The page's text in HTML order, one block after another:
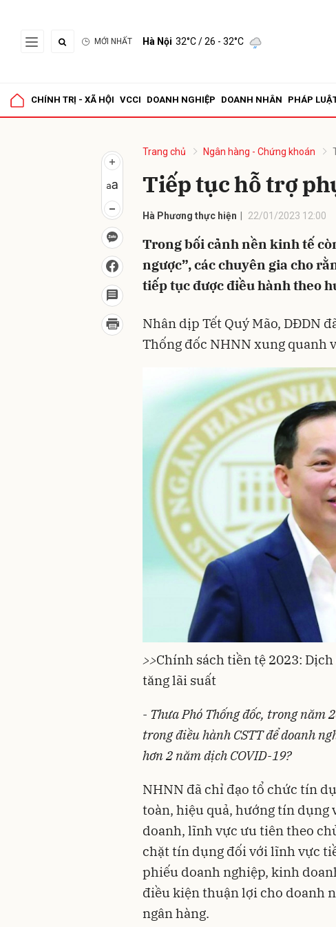
MỚI NHẤT Hà Nội 32°C/ 26 - 32°C
CHÍNH TRỊ - XÃ HỘI VCCI DOANH NGHIỆP DOANH NHÂN PHÁP
Trang chủ Ngân hàng - Chứng khoán
Tiếp tục hỗ trợ
Hà Phương thực hiện 22/01/2023 12:00
Trong bối cảnh nền kinh tế
ngược”, các chuyên gia cho
tiếp tục được điều hành theo
Nhân dịp Tết Quý Mão, DĐDN
Thống đốc NHNN xung quanh
>>Chính sách tiền tệ 2023:
tăng lãi suất
- Thưa Phó Thống đốc, trong năm
trong điều hành CSTT để doanh
hơn 2 năm dịch COVID-19?
NHNN đã chỉ đạo tổ chức tín
toàn, hiệu quả, hướng tín dụng
doanh, lĩnh vực ưu tiên theo
chặt tín dụng đối với lĩnh vực
phiếu doanh nghiệp, kinh
điều kiện thuận lợi cho doanh
ngân hàng.